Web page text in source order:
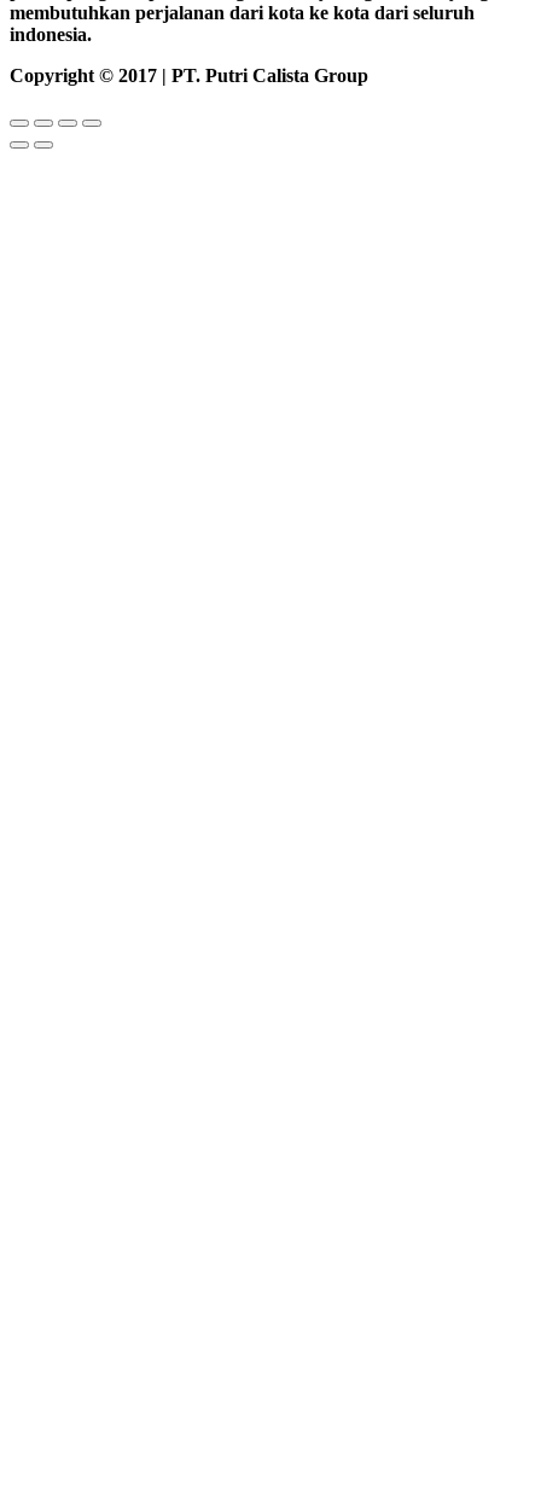
membutuhkan perjalanan dari kota ke kota dari seluruh
indonesia.
Copyright © 2017 | PT. Putri Calista Group